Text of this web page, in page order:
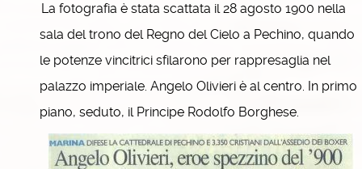
La fotografia è stata scattata il 28 agosto 1900 nella
sala del trono del Regno del Cielo a Pechino, quando
le potenze vincitrici sfilarono per rappresaglia nel
palazzo imperiale. Angelo Olivieri è al centro. In primo
piano, seduto, il Principe Rodolfo Borghese.